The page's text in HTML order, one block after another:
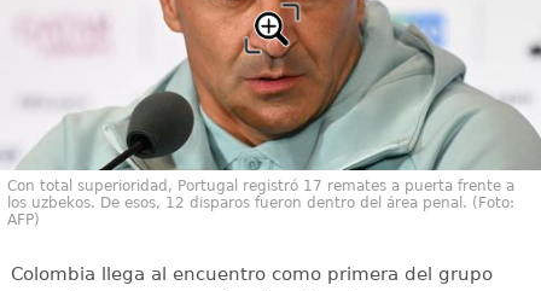
Con total superioridad, Portugal registró 17 remates a puerta frente a
los uzbekos. De esos, 12 disparos fueron dentro del área penal. (Foto:
AFP)
Colombia llega al encuentro como primera del grupo